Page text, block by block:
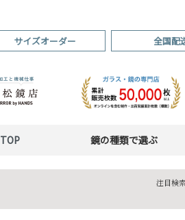
サイズオーダー 全国配
TOP 鏡の種類で選ぶ
注目検